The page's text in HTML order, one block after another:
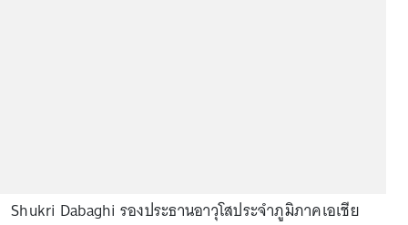
Shukri Dabaghi รองประธานอาวุโสประจำภูมิภาคเอเชีย